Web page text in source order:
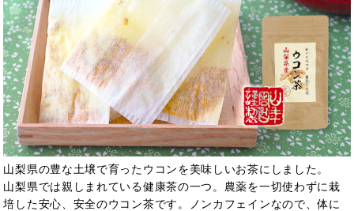
山梨県の豊な土壌で育ったウコンを美味しいお茶にしました。
山梨県では親しまれている健康茶の一つ。農薬を一切使わずに栽
培した安心、安全のウコン茶です。ノンカフェインなので、体に